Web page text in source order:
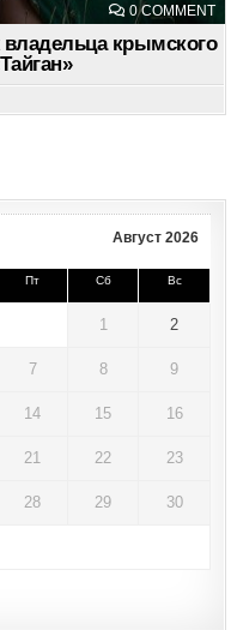
0 COMMENT
О
крымского
Август 2026
Пт Сб Вс
1 2
7 8 9
14 15 16
21 22 23
28 29 30